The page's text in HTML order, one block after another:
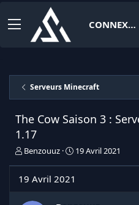
CONNEXION
Serveurs Minecraft
The Cow Saison 3 :
1.17
I
t
Benzouuz
D
19 Avril 2021
19 Avril 2021